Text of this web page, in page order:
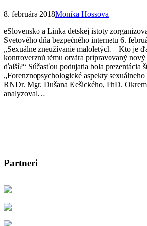
8. februára 2018Monika Hossova
eSlovensko a Linka detskej istoty
Svetového dňa bezpečného internetu 6.
„Sexuálne zneužívanie maloletých – Kto je
kontroverznú tému otvára pripravovaný
ďalší?“ Súčasťou podujatia bola prezentácia
„Forenznopsychologické aspekty sexuálneho
RNDr. Mgr. Dušana Kešického, PhD.
analyzoval…
Partneri